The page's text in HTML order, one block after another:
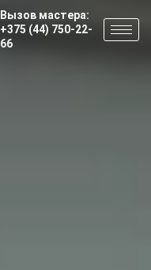
Вызов мастера:
+375 (44) 750-22-
66